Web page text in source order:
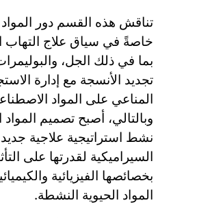
تناقش هذه القسم دور
خاصةً في سياق علاج التهاب
بما في ذلك الجل، والبوليمرات
تجديد الأنسجة مع إدارة
المناعي على المواد
وبالتالي، أصبح تصميم
نشط استراتيجية علاجية
السيراميكية لقدرتها على
بخصائصها الفيزيائية
المواد الحيوية النشطة.